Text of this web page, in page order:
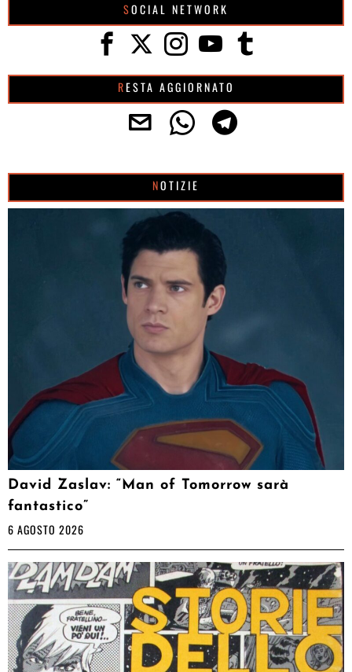
SOCIAL NETWORK
RESTA AGGIORNATO
NOTIZIE
David Zaslav: “Man of Tomorrow sarà
fantastico”
6 AGOSTO 2026